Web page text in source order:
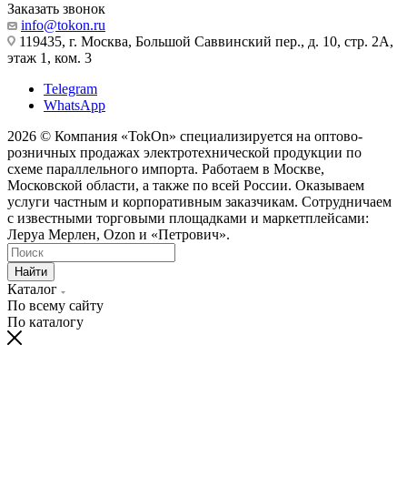
Заказать звонок
info@tokon.ru
119435, г. Москва, Большой Саввинский пер., д. 10, стр. 2А,
этаж 1, ком. 3
Telegram
WhatsApp
2026 © Компания «TokOn» специализируется на оптово-
розничных продажах электротехнической продукции по
схеме параллельного импорта. Работаем в Москве,
Московской области, а также по всей России. Оказываем
услуги частным и корпоративным заказчикам. Сотрудничаем
с известными торговыми площадками и маркетплейсами:
Леруа Мерлен, Ozon и «Петрович».
Найти
Каталог
По всему сайту
По каталогу